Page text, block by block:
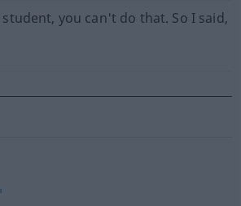
you can't do that. So I said,